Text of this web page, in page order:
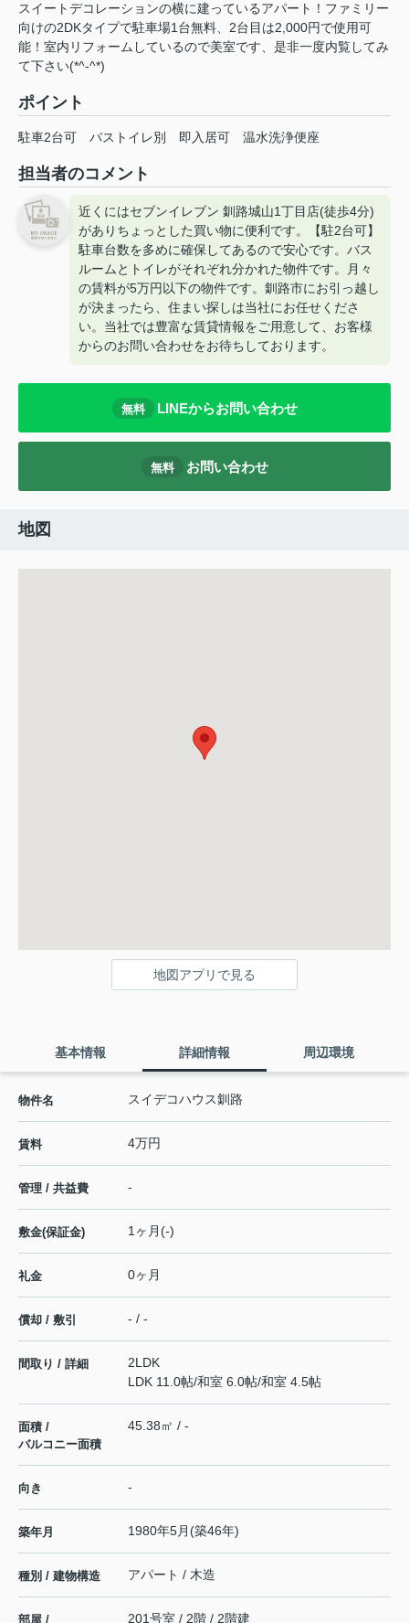
スイートデコレーションの横に建っているアパート！ファミリー
向けの2DKタイプで駐車場1台無料、2台目は2,000円で使用可
能！室内リフォームしているので美室です、是非一度内覧してみ
て下さい(*^-^*)
ポイント
駐車2台可 バストイレ別 即入居可 温水洗浄便座
担当者のコメント
近くにはセブンイレブン 釧路城山1丁目店(徒歩4分)
がありちょっとした買い物に便利です。【駐2台可】
駐車台数を多めに確保してあるので安心です。バス
ルームとトイレがそれぞれ分かれた物件です。月々
の賃料が5万円以下の物件です。釧路市にお引っ越し
が決まったら、住まい探しは当社にお任せくださ
い。当社では豊富な賃貸情報をご用意して、お客様
からのお問い合わせをお待ちしております。
無料 LINEからお問い合わせ
無料 お問い合わせ
地図
地図アプリで見る
基本情報 詳細情報 周辺環境
物件名 スイデコハウス釧路
賃料 4万円
管理 / 共益費 -
敷金(保証金) 1ヶ月(-)
礼金 0ヶ月
償却 / 敷引 - / -
間取り / 詳細
2LDK
LDK 11.0帖/和室 6.0帖/和室 4.5帖
面積 /
バルコニー面積
45.38㎡ / -
向き -
築年月 1980年5月(築46年)
種別 / 建物構造 アパート / 木造
部屋 / 201号室 / 2階 / 2階建